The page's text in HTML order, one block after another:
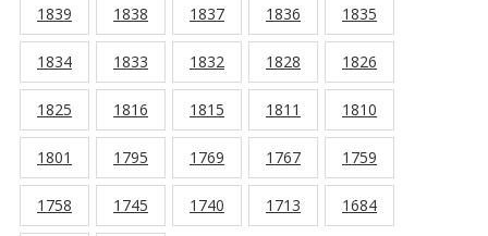
1839 1838 1837 1836 1835
1834 1833 1832 1828 1826
1825 1816 1815 1811 1810
1801 1795 1769 1767 1759
1758 1745 1740 1713 1684